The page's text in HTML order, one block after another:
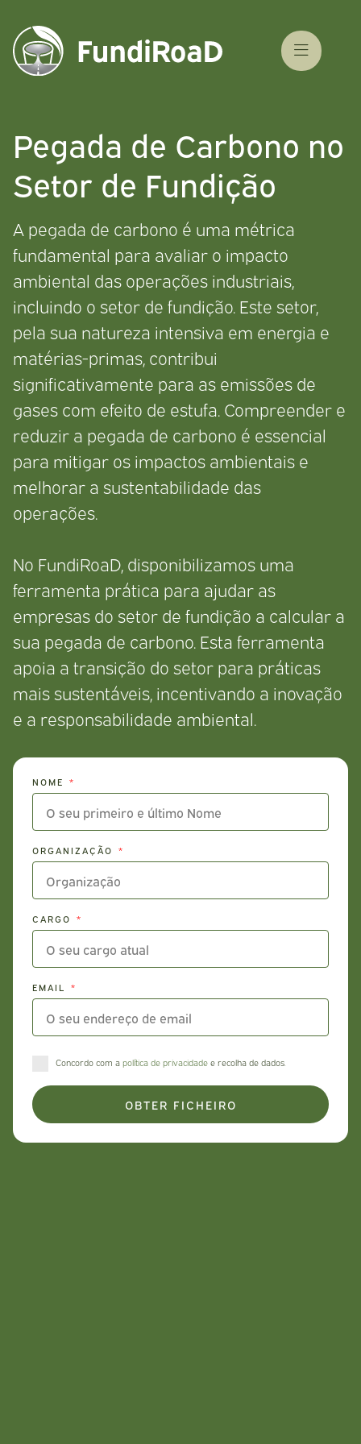
Projeto
APF
Setor
Media
Roteiro
Pegada de Carbono
Contactos
Fundição
Líder do Projeto:APF– Associação Portuguesa De
Pegada de Carbono no
Setor de Fundição
A pegada de carbono é uma métrica
fundamental para avaliar o impacto
ambiental das operações industriais,
incluindo o setor de fundição. Este setor,
pela sua natureza intensiva em energia e
matérias-primas, contribui
significativamente para as emissões de
gases com efeito de estufa. Compreender e
reduzir a pegada de carbono é essencial
para mitigar os impactos ambientais e
melhorar a sustentabilidade das
operações.
No FundiRoaD, disponibilizamos uma
ferramenta prática para ajudar as
empresas do setor de fundição a calcular a
sua pegada de carbono. Esta ferramenta
apoia a transição do setor para práticas
mais sustentáveis, incentivando a inovação
e a responsabilidade ambiental.
NOME
ORGANIZAÇÃO
CARGO
EMAIL
Concordo com a política de privacidade e recolha de dados.
OBTER FICHEIRO